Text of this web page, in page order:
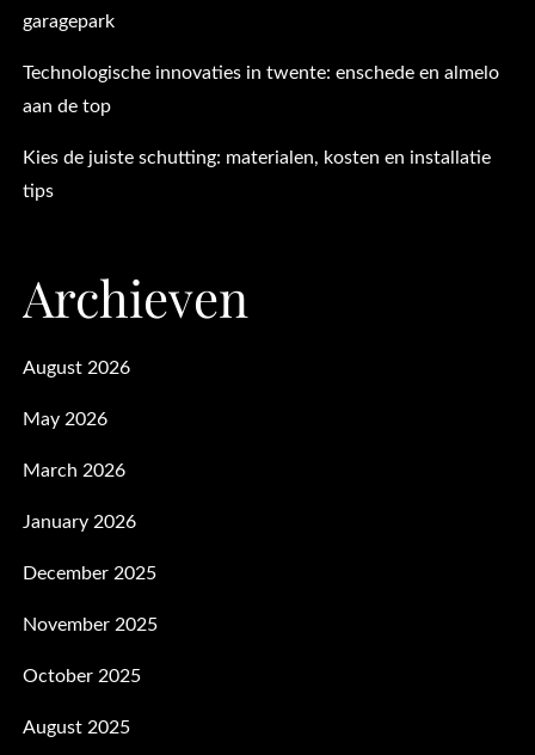
garagepark
Technologische innovaties in twente: enschede en almelo
aan de top
Kies de juiste schutting: materialen, kosten en installatie
tips
Archieven
August 2026
May 2026
March 2026
January 2026
December 2025
November 2025
October 2025
August 2025